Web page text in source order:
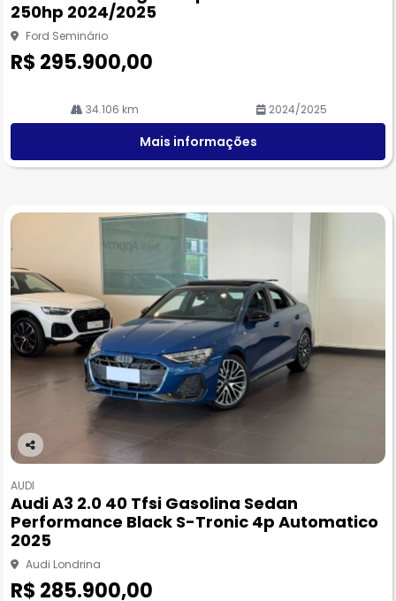
he
250hp 2024/2025
Ford Seminário
R$ 295.900,00
34.106 km 2024/2025
Mais informações
Co
pa
rtil
he
AUDI
Audi A3 2.0 40 Tfsi Gasolina Sedan
Performance Black S-Tronic 4p Automatico
2025
Audi Londrina
R$ 285.900,00